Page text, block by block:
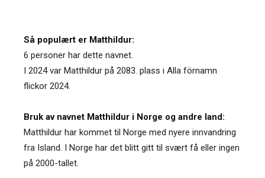
Så populært er Matthildur:
6 personer har dette navnet.
I 2024 var Matthildur på 2083. plass i Alla förnamn
flickor 2024.
Bruk av navnet Matthildur i Norge og andre land:
Matthildur har kommet til Norge med nyere innvandring
fra Island. I Norge har det blitt gitt til svært få eller ingen
på 2000-tallet.